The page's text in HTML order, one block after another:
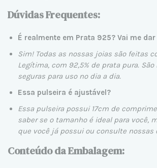
Dúvidas Frequentes:
É realmente em Prata 925? Vai me
Sim! Todas as nossas joias são feitas
Legítima, com 92,5% de prata pura.
seguras para uso no dia a dia.
Essa pulseira é ajustável?
Essa pulseira possui 17cm de
saber se o tamanho é ideal para você,
que você já possui ou consulte nossas
Conteúdo da Embalagem: